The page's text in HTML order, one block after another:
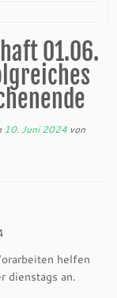
01.06.
10. Juni 2024 von
helfen
dienstags an.